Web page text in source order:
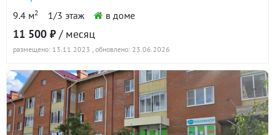
9.4 м2 1/3 этаж в доме
11 500 ₽ / месяц
размещено: 13.11.2023 , обновлено: 23.06.2026